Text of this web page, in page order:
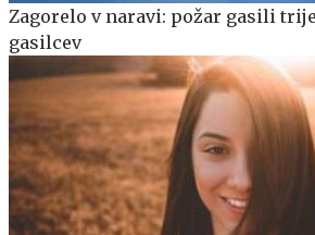
Zagorelo v naravi: požar gasili
gasilcev